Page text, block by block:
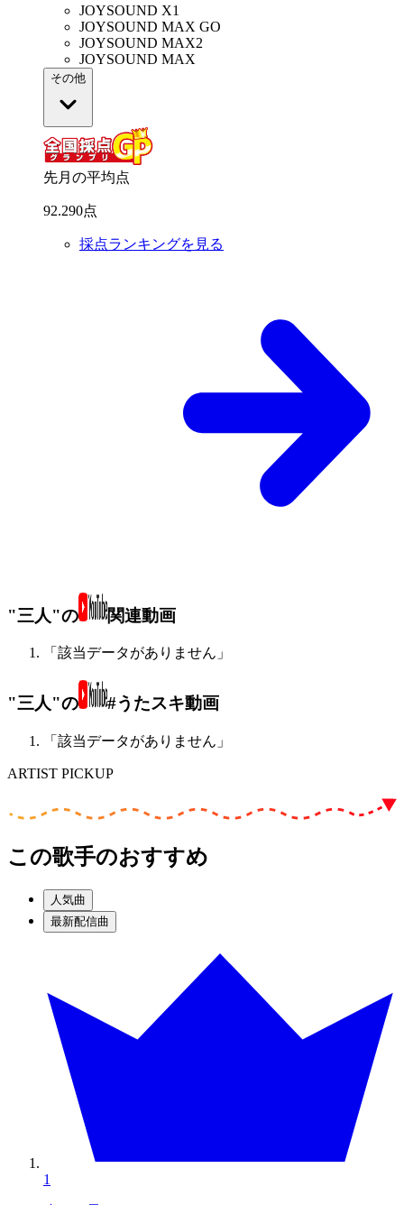
JOYSOUND X1
JOYSOUND MAX GO
JOYSOUND MAX2
JOYSOUND MAX
その他
先月の平均点
92.290点
採点ランキングを見る
"三人"の 関連動画
「該当データがありません」
"三人"の #うたスキ動画
「該当データがありません」
ARTIST PICKUP
この歌手のおすすめ
人気曲
最新配信曲
1